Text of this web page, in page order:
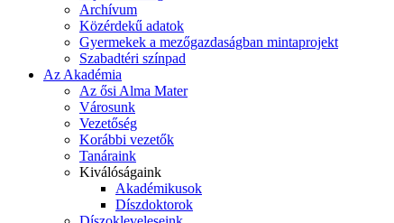
Archívum
Közérdekű adatok
Gyermekek a mezőgazdaságban mintaprojekt
Szabadtéri színpad
Az Akadémia
Az ősi Alma Mater
Városunk
Vezetőség
Korábbi vezetők
Tanáraink
Kiválóságaink
Akadémikusok
Díszdoktorok